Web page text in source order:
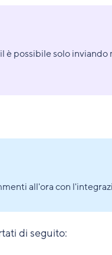
possibile solo inviando
all'ora con
di seguito: